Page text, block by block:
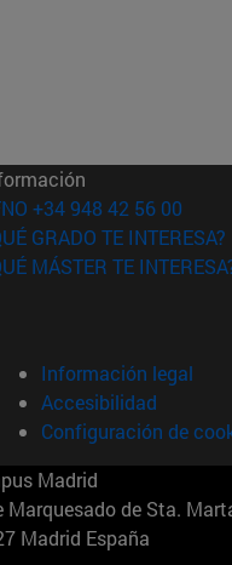
+34 948 42 56 00
GRADO TE INTERESA?
MÁSTER TE
Información legal
Accesibilidad
Configuración de
Madrid
Marquesado de Sta.
Madrid España